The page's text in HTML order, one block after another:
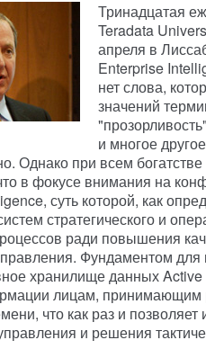
Тринадцатая
Teradata
апреля в
Enterprise
нет слова,
значений
и многое
Однако при всем
в фокусе внимания на
суть которой, как
стратегического и
ради повышения
Фундаментом
хранилище данных
лицам, принимающим
что как раз и
и решения